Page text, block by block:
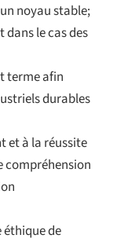
noyau stable;
le cas des
terme afin
durables
et à la réussite
compréhension
éthique de